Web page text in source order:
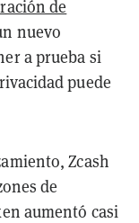
de
nuevo
a prueba si
puede
Zcash
de
aumentó casi